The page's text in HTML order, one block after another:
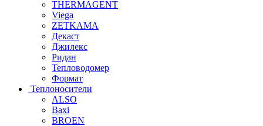
THERMAGENT
Viega
ZETKAMA
Декаст
Джилекс
Ридан
Тепловодомер
Формат
Теплоносители
ALSO
Baxi
BROEN